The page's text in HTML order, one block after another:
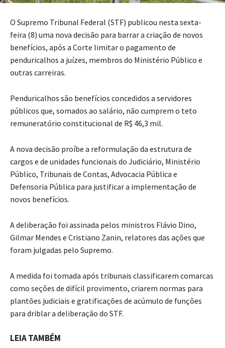
O Supremo Tribunal Federal (STF) publicou nesta sexta-
feira (8) uma nova decisão para barrar a criação de novos
benefícios, após a Corte limitar o pagamento de
penduricalhos a juízes, membros do Ministério Público e
outras carreiras.
Penduricalhos são benefícios concedidos a servidores
públicos que, somados ao salário, não cumprem o teto
remuneratório constitucional de R$ 46,3 mil.
A nova decisão proíbe a reformulação da estrutura de
cargos e de unidades funcionais do Judiciário, Ministério
Público, Tribunais de Contas, Advocacia Pública e
Defensoria Pública para justificar a implementação de
novos benefícios.
A deliberação foi assinada pelos ministros Flávio Dino,
Gilmar Mendes e Cristiano Zanin, relatores das ações que
foram julgadas pelo Supremo.
A medida foi tomada após tribunais classificarem comarcas
como seções de difícil provimento, criarem normas para
plantões judiciais e gratificações de acúmulo de funções
para driblar a deliberação do STF.
LEIA TAMBÉM